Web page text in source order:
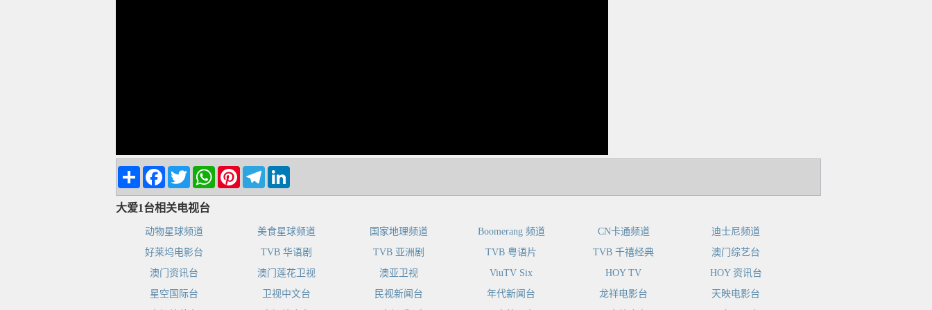
Share FacebookTwitter WhatsAppPinterest Telegram
大爱1台相关电视台
动物星球频道 美食星球频道 国家地理频道 Boomerang 频道 CN卡通频道
迪士尼频道
好莱坞电影台
TVB 华语剧 TVB 亚洲剧 TVB 粤语片 TVB 千禧经典
澳门综艺台
澳门资讯台
澳门莲花卫视 澳亚卫视 ViuTV Six HOY TV
HOY 资讯台
星空国际台
卫视中文台 民视新闻台 年代新闻台 龙祥电影台
天映电影台